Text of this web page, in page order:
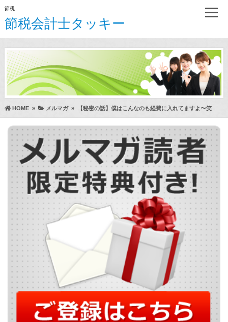
節税
節税会計士タッキー
HOME» メルマガ» 【秘密の話】僕はこんなのも経費に入れてますよ〜笑